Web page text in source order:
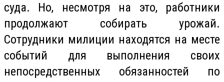
суда. Но, несмотря на это, работники
продолжают собирать урожай.
Сотрудники милиции находятся на месте
событий для выполнения своих
непосредственных обязанностей по